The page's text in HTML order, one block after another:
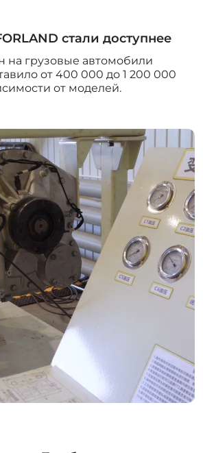
стали доступнее
на грузовые автомобили
от 400 000 до 1 200 000
от моделей.